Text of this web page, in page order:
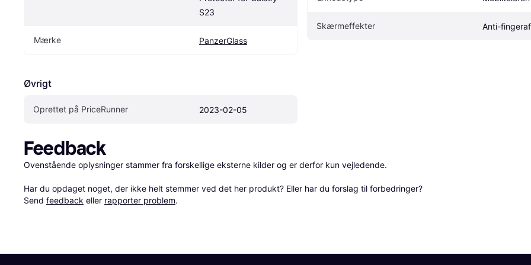
S23
Mærke PanzerGlass
Øvrigt
Oprettet på PriceRunner 2023-02-05
Skærmeffekter Anti-
Feedback
Ovenstående oplysninger stammer fra forskellige eksterne kilder og er derfor kun vejledende.
Har du opdaget noget, der ikke helt stemmer ved det her produkt? Eller har du forslag til forbedringer?
Send feedback eller rapporter problem.